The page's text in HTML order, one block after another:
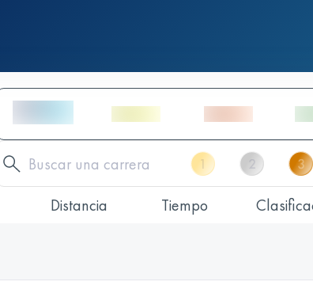
Distancia Tiempo